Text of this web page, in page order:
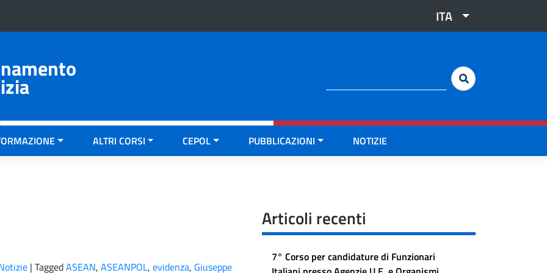
ITA
ALTRI CORSI CEPOL PUBBLICAZIONI NOTIZIE
| TaggedASEAN, ASEANPOL, evidenza, Giuseppe
Articoli recenti
7° Corso per candidature di Funzionari